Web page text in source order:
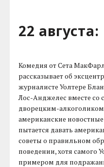
22 августа:
Комедия от Сета
рассказывает об
журналисте Уолтере
Лос-Анджелес вместе со
дворецким-
американские
пытается давать
советы о правильном
поведении, хотя самого
примером для